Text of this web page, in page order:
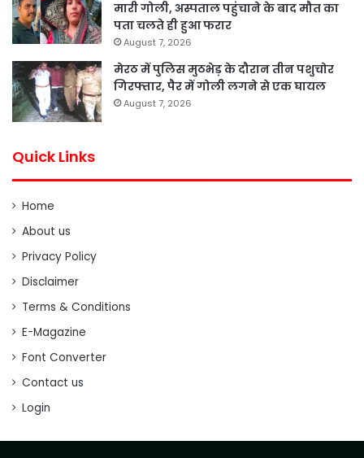
मारी गोली, अस्पताल पहुंचाने के बाद मौत का
पता चलते ही हुआ फरार
August 7, 2026
मेरठ में पुलिस मुठभेड़ के दौरान तीन पशुचोर
गिरफ्तार, पैर में गोली लगने से एक घायल
August 7, 2026
Quick Links
Home
About us
Privacy Policy
Disclaimer
Terms & Conditions
E-Magazine
Font Converter
Contact us
Login